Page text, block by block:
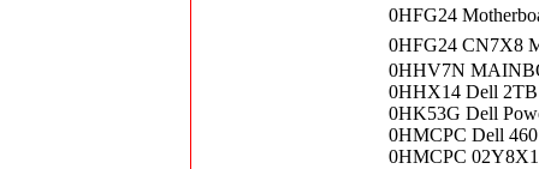
0HFG24
0HFG24 CN7X8
0HHV7N
0HHX14 Dell
0HK53G Dell
0HMCPC Dell
0HMCPC